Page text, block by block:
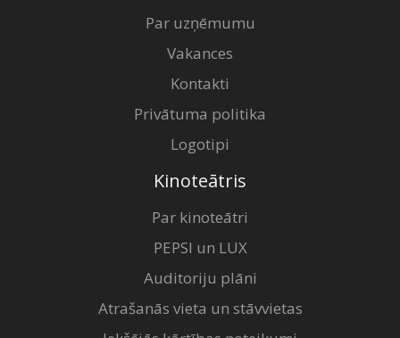
Par uzņēmumu
Vakances
Kontakti
Privātuma politika
Logotipi
Kinoteātris
Par kinoteātri
PEPSI un LUX
Auditoriju plāni
Atrašanās vieta un stāvvietas